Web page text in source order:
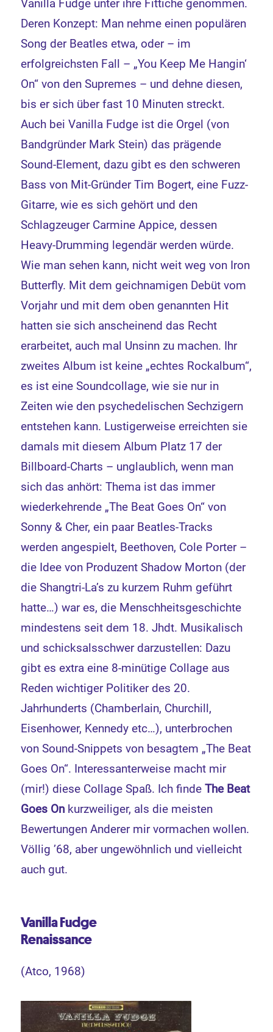
Vanilla Fudge unter ihre Fittiche genommen.
Deren Konzept: Man nehme einen populären
Song der Beatles etwa, oder – im
erfolgreichsten Fall – „You Keep Me Hangin‘
On“ von den Supremes – und dehne diesen,
bis er sich über fast 10 Minuten streckt.
Auch bei Vanilla Fudge ist die Orgel (von
Bandgründer Mark Stein) das prägende
Sound-Element, dazu gibt es den schweren
Bass von Mit-Gründer Tim Bogert, eine Fuzz-
Gitarre, wie es sich gehört und den
Schlagzeuger Carmine Appice, dessen
Heavy-Drumming legendär werden würde.
Wie man sehen kann, nicht weit weg von Iron
Butterfly. Mit dem geichnamigen Debüt vom
Vorjahr und mit dem oben genannten Hit
hatten sie sich anscheinend das Recht
erarbeitet, auch mal Unsinn zu machen. Ihr
zweites Album ist keine „echtes Rockalbum“,
es ist eine Soundcollage, wie sie nur in
Zeiten wie den psychedelischen Sechzigern
entstehen kann. Lustigerweise erreichten sie
damals mit diesem Album Platz 17 der
Billboard-Charts – unglaublich, wenn man
sich das anhört: Thema ist das immer
wiederkehrende „The Beat Goes On“ von
Sonny & Cher, ein paar Beatles-Tracks
werden angespielt, Beethoven, Cole Porter –
die Idee von Produzent Shadow Morton (der
die Shangtri-La’s zu kurzem Ruhm geführt
hatte…) war es, die Menschheitsgeschichte
mindestens seit dem 18. Jhdt. Musikalisch
und schicksalsschwer darzustellen: Dazu
gibt es extra eine 8-minütige Collage aus
Reden wichtiger Politiker des 20.
Jahrhunderts (Chamberlain, Churchill,
Eisenhower, Kennedy etc…), unterbrochen
von Sound-Snippets von besagtem „The Beat
Goes On“. Interessanterweise macht mir
(mir!) diese Collage Spaß. Ich findeThe Beat
Goes On kurzweiliger, als die meisten
Bewertungen Anderer mir vormachen wollen.
Völlig ’68, aber ungewöhnlich und vielleicht
auch gut.
Vanilla Fudge
Renaissance
(Atco, 1968)